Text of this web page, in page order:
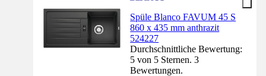
Spüle Blanco FAVUM 45 S
860 x 435 mm anthrazit
524227
Durchschnittliche Bewertung:
5 von 5 Sternen. 3
Bewertungen.